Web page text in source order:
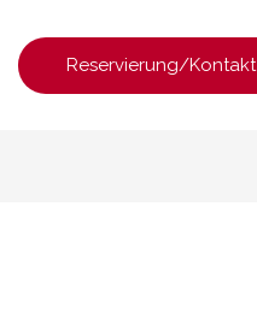
Reservierung/Kontakt